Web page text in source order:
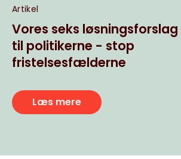
Artikel
Vores seks løsningsforslag
til politikerne - stop
fristelsesfælderne
Læs mere